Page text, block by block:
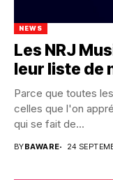
NEWS
Les NRJ
leur liste de
Parce que toutes
celles que l'on
qui se fait de...
BYBAWARE 24